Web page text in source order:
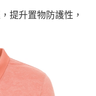
提升置物防護性，